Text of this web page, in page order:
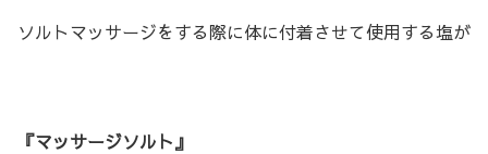
ソルトマッサージをする際に体に付着させて使用する塩が
『マッサージソルト』